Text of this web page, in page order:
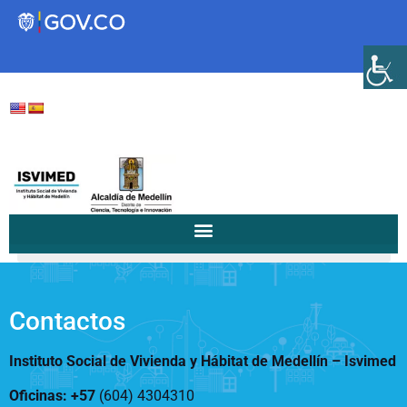
Transparencia
Participa
Instituto Social de Vivienda y
Hábitat de Medellín
Servicios
Mejoramiento de
Notificaciones a la Comunidad...
Contactos
Instituto Social de Vivienda y Hábitat de Medellín –Isvimed
Oficinas: +57 (604) 4304310